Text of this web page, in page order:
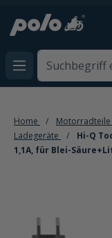
springen
Home Motorradteile
Ladegeräte
Hi-Q
1,1A, für Blei-
Bildergalerie